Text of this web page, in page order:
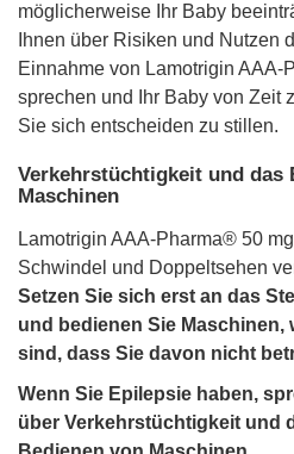
möglicherweise Ihr Baby
Ihnen über Risiken und Nutzen
Einnahme von Lamotrigin AAA-
sprechen und Ihr Baby von Zeit
Sie sich entscheiden zu stillen.
Verkehrstüchtigkeit und das
Maschinen
Lamotrigin AAA-Pharma® 50
Schwindel und Doppeltsehen
Setzen Sie sich erst an das
und bedienen Sie Maschinen,
sind, dass Sie davon nicht
Wenn Sie Epilepsie haben,
über Verkehrstüchtigkeit und